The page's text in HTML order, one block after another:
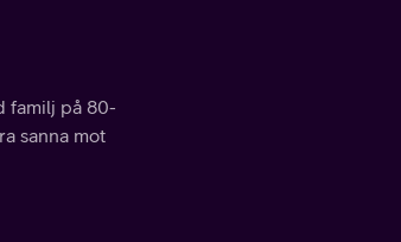
familj på 80-
sanna mot